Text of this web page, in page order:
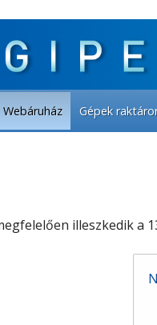
Webáruház Gépek
illeszkedik a